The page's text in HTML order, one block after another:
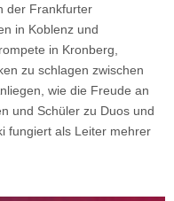
der Frankfurter
in Koblenz und
in Kronberg,
zu schlagen zwischen
wie die Freude an
und Schüler zu Duos und
fungiert als Leiter mehrer